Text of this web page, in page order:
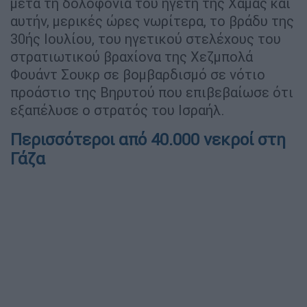
αυτήν, μερικές ώρες νωρίτερα, το βράδυ της
30ής Ιουλίου, του ηγετικού στελέχους του
στρατιωτικού βραχίονα της Χεζμπολά
Φουάντ Σουκρ σε βομβαρδισμό σε νότιο
προάστιο της Βηρυτού που επιβεβαίωσε ότι
εξαπέλυσε ο στρατός του Ισραήλ.
Περισσότεροι από 40.000 νεκροί στη
Γάζα